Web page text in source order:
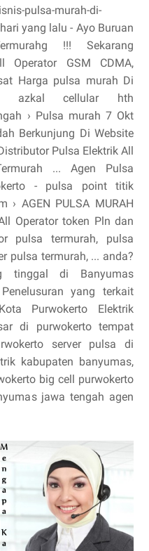
pulsa-murah-di-
yang lalu - Ayo Buruan
!!! Sekarang
Operator GSM CDMA,
Harga pulsa murah Di
- azkal cellular hth
› Pulsa murah 7 Okt
Berkunjung Di Website
Pulsa Elektrik All
... Agen Pulsa
- pulsa point titik
› AGEN PULSA MURAH
Operator token Pln dan
pulsa termurah, pulsa
pulsa termurah, ... anda?
tinggal di Banyumas
yang terkait
Purwokerto Elektrik
di purwokerto tempat
server pulsa di
kabupaten banyumas,
big cell purwokerto
jawa tengah agen